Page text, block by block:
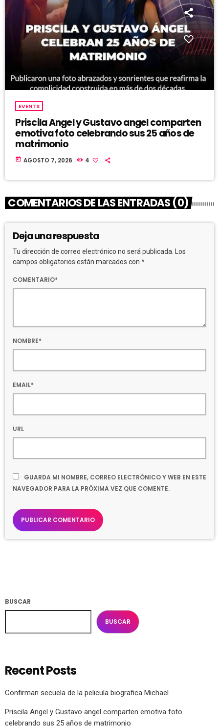
EVENTS
Priscila Angel y Gustavo angel comparten
emotiva foto celebrando sus 25 años de
matrimonio
today AGOSTO 7, 2026 4
COMENTARIOS DE LAS ENTRADAS (0)
Deja una respuesta
Tu dirección de correo electrónico no será publicada. Los
campos obligatorios están marcados con *
COMENTARIO*
NOMBRE*
EMAIL*
URL
GUARDA MI NOMBRE, CORREO ELECTRÓNICO Y WEB EN ESTE
NAVEGADOR PARA LA PRÓXIMA VEZ QUE COMENTE.
BUSCAR
BUSCAR
Recent Posts
Confirman secuela de la pelicula biografica Michael
Priscila Angel y Gustavo angel comparten emotiva foto
celebrando sus 25 años de matrimonio